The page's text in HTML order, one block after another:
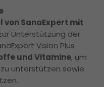
SanaExpert mit
Unterstützung der
Vision Plus
und Vitamine, um
unterstützen sowie